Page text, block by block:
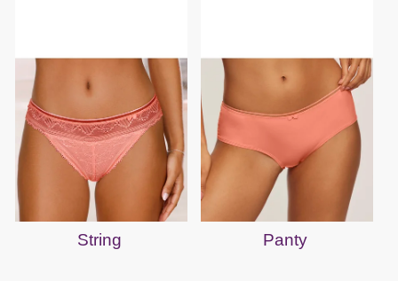
String Panty